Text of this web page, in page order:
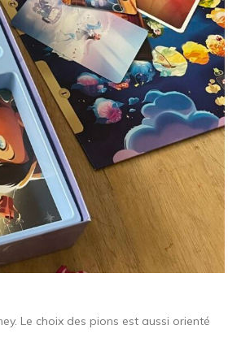
Le choix des pions est aussi orienté